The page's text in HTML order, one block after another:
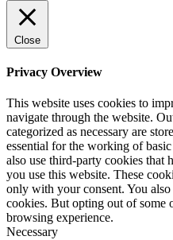
Close
Privacy Overview
This website uses cookies to
navigate through the website.
categorized as necessary are
essential for the working of
also use third-party cookies that
you use this website. These
only with your consent. You
cookies. But opting out of some
browsing experience.
Necessary